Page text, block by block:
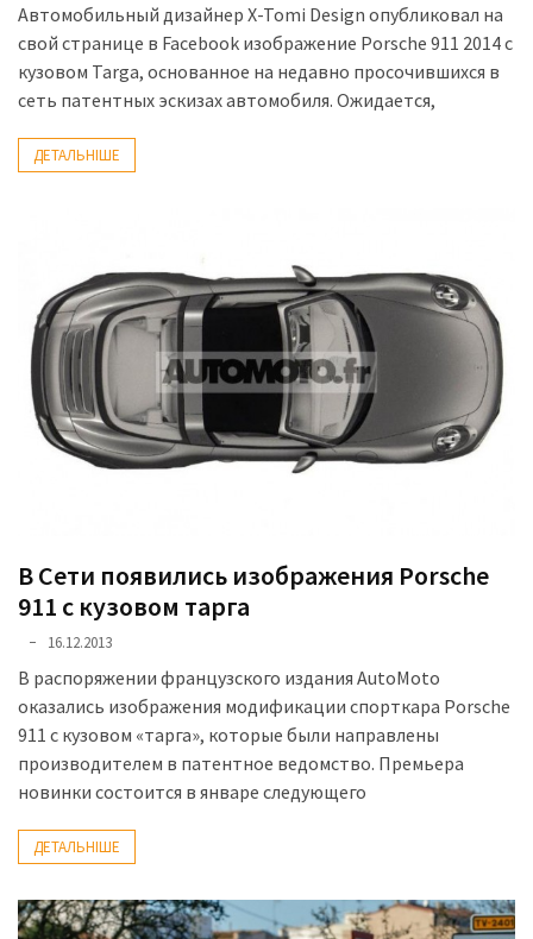
Автомобильный дизайнер X-Tomi Design опубликовал на
свой странице в Facebook изображение Porsche 911 2014 с
кузовом Targa, основанное на недавно просочившихся в
сеть патентных эскизах автомобиля. Ожидается,
ДЕТАЛЬНІШЕ
В Сети появились изображения Porsche
911 с кузовом тарга
16.12.2013
В распоряжении французского издания AutoMoto
оказались изображения модификации спорткара Porsche
911 с кузовом «тарга», которые были направлены
производителем в патентное ведомство. Премьера
новинки состоится в январе следующего
ДЕТАЛЬНІШЕ